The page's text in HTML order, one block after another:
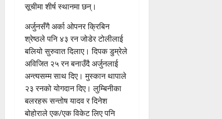
सूचीमा शीर्ष स्थानमा छन्।
अर्जुनसँगै अर्का ओपनर क्रिबिन
श्रेष्ठले पनि ४३ रन जोडेर टोलीलाई
बलियो सुरुवात दिलाए। दिपक डुम्रेले
अविजित २५ रन बनाउँदै अर्जुनलाई
अन्त्यसम्म साथ दिए। मुस्कान थापाले
२३ रनको योगदान दिए। लुम्बिनीका
बलरहरू सन्तोष यादव र दिनेश
बोहोराले एक/एक विकेट लिए पनि